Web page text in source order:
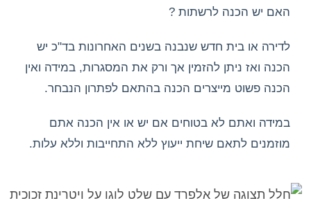
האם יש הכנה לרשתות ?
לדירה או בית חדש שנבנה בשנים האחרונות בד"כ יש
הכנה ואז ניתן להזמין אך ורק את המסגרות, במידה ואין
הכנה פשוט מייצרים הכנה בהתאם לפתרון הנבחר.
במידה ואתם לא בטוחים אם יש או אין הכנה אתם
מוזמנים לתאם שיחת ייעוץ ללא התחייבות וללא עלות.